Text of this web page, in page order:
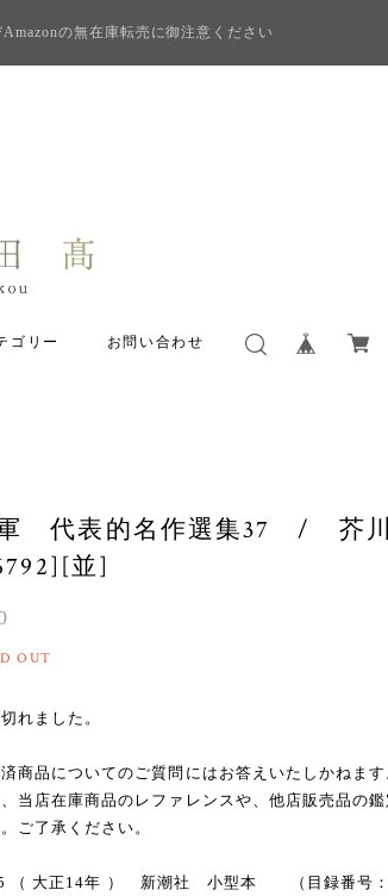
の無在庫転売に御注意ください
ゴリー お問い合わせ
代表的名作選集37 /
並]
OUT
れました。
商品についてのご質問にはお答えいたしかねます
、当店在庫商品のレファレンスや、他店販売品の
ご了承ください。
（ 大正14年 ） 新潮社 小型本 （目録番号：